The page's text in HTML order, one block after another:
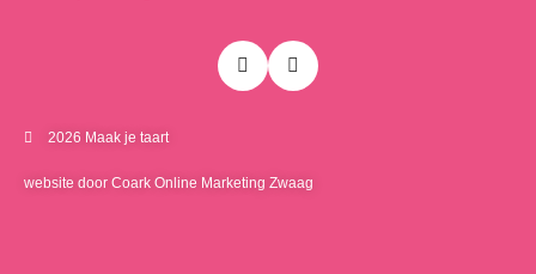
2026 Maak je taart
website door Coark Online Marketing Zwaag